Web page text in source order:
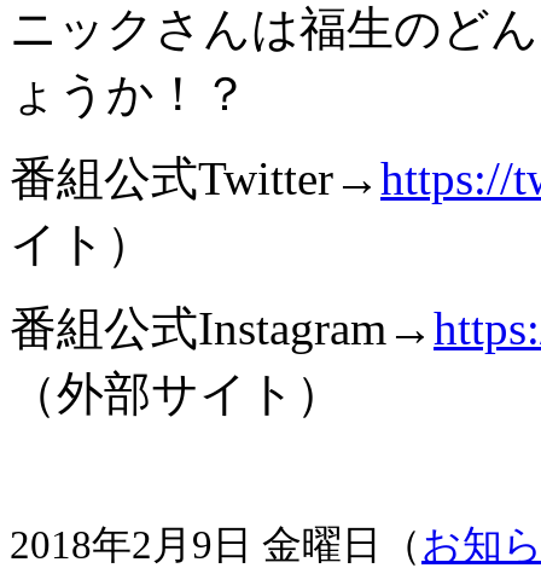
ニックさんは福生のど
ょうか！？
番組公式Twitter→https://
イト）
番組公式Instagram→
（外部サイト）
2018年2月9日 金曜日（お知